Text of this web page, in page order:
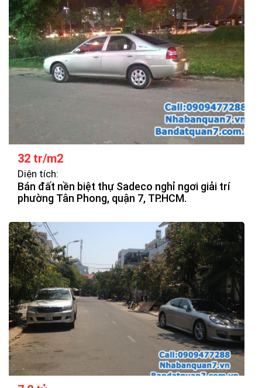
32 tr/m2
Diện tích:
Bán đất nền biệt thự Sadeco nghỉ ngơi giải trí
phường Tân Phong, quận 7, TP.HCM.